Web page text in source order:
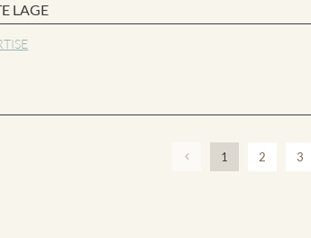
LAGE
1 2 3